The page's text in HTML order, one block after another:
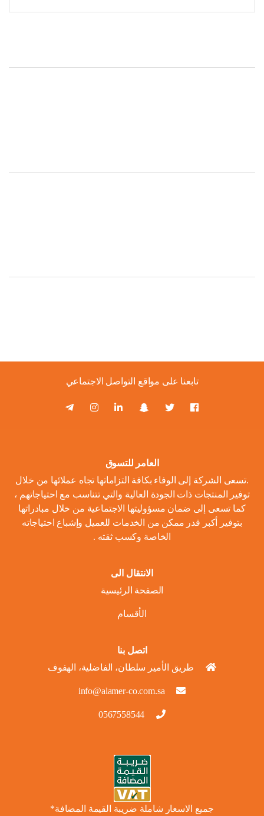
تابعنا على مواقع التواصل الاجتماعي
العامر للتسوق
.تسعى الشركة إلى الوفاء بكافة التزاماتها تجاه عملائها من خلال
توفير المنتجات ذات الجودة العالية والتي تتناسب مع احتياجاتهم ،
كما تسعى إلى ضمان مسؤوليتها الاجتماعية من خلال مبادراتها
بتوفير أكبر قدر ممكن من الخدمات للعميل وإشباع احتياجاته
الخاصة وكسب ثقته .
الانتقال الى
الصفحة الرئيسية
الأقسام
اتصل بنا
طريق الأمير سلطان، الفاضلية، الهفوف
info@alamer-co.com.sa
0567558544
جميع الاسعار شاملة ضريبة القيمة المضافة*